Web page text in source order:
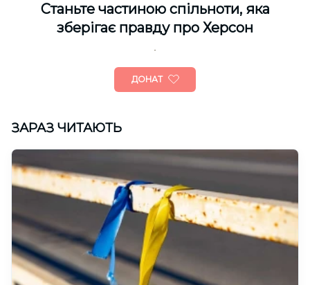
Cтаньте частиною спільноти, яка
зберігає правду про Херсон
ДОНАТ
ЗАРАЗ ЧИТАЮТЬ